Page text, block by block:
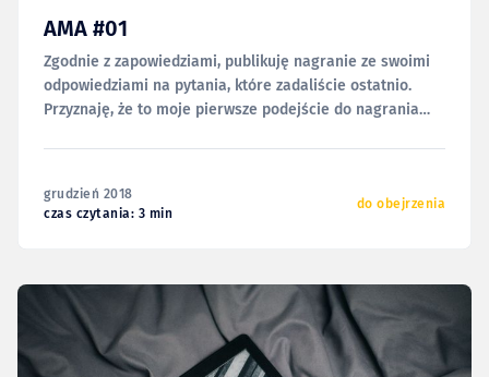
AMA #01
Zgodnie z zapowiedziami, publikuję nagranie ze swoimi
odpowiedziami na pytania, które zadaliście ostatnio.
Przyznaję, że to moje pierwsze podejście do nagrania
wyszło ponad godzinę i 22
grudzień 2018
czas czytania: 3 min
do obejrzenia